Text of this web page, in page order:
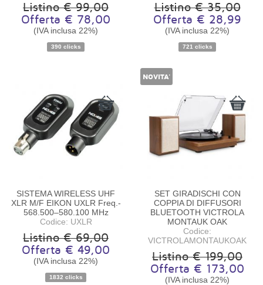
Disponibilità: Disponibile
Listino € 99,00
Offerta € 78,00
(IVA inclusa 22%)
390 clicks
Disponibilità: Disponibile
Listino € 35,00
Offerta € 28,99
(IVA inclusa 22%)
721 clicks
Disponibilità:Disponibile
SISTEMA WIRELESS UHF
XLR M/F EIKON UXLR Freq.-
568.500–580.100 MHz
Codice: UXLR
Listino € 69,00
Offerta € 49,00
(IVA inclusa 22%)
1832 clicks
NOVITA'
Disponibilità:Disponibile
SET GIRADISCHI CON
COPPIA DI DIFFUSORI
BLUETOOTH VICTROLA
MONTAUK OAK
Codice:
VICTROLAMONTAUKOAK
Listino € 199,00
Offerta € 173,00
(IVA inclusa 22%)